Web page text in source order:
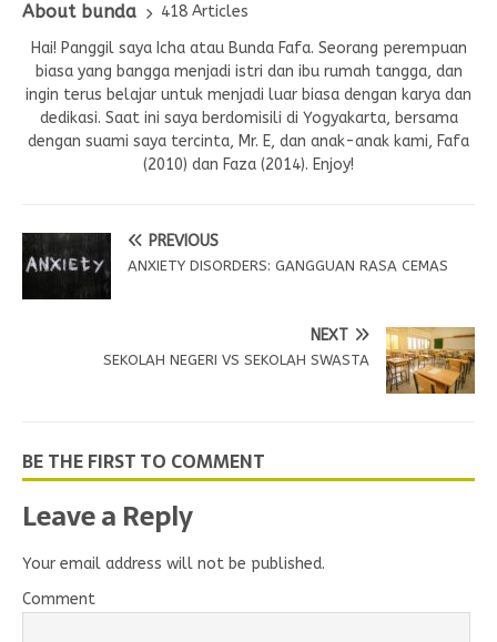
About bunda
418 Articles
Hai! Panggil saya Icha atau Bunda Fafa. Seorang perempuan
biasa yang bangga menjadi istri dan ibu rumah tangga, dan
ingin terus belajar untuk menjadi luar biasa dengan karya dan
dedikasi. Saat ini saya berdomisili di Yogyakarta, bersama
dengan suami saya tercinta, Mr. E, dan anak-anak kami, Fafa
(2010) dan Faza (2014). Enjoy!
PREVIOUS
ANXIETY DISORDERS: GANGGUAN RASA CEMAS
NEXT
SEKOLAH NEGERI VS SEKOLAH SWASTA
BE THE FIRST TO COMMENT
Leave a Reply
Your email address will not be published.
Comment